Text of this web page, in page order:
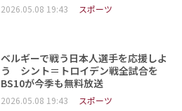
2026.05.08 19:43 スポーツ
ベルギーで戦う日本人選手を応援しよ
う シント＝トロイデン戦全試合を
BS10が今季も無料放送
2026.05.08 19:43 スポーツ